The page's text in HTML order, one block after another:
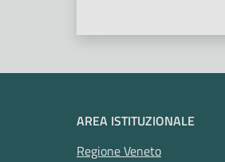
AREA ISTITUZIONALE
Regione Veneto